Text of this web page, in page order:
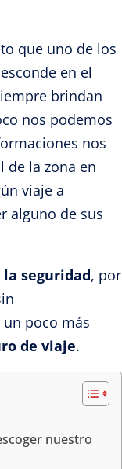
que uno de los
en el
brindan
nos podemos
nos
de la zona en
viaje a
alguno de sus
seguridad, por
poco más
de viaje.
nuestro